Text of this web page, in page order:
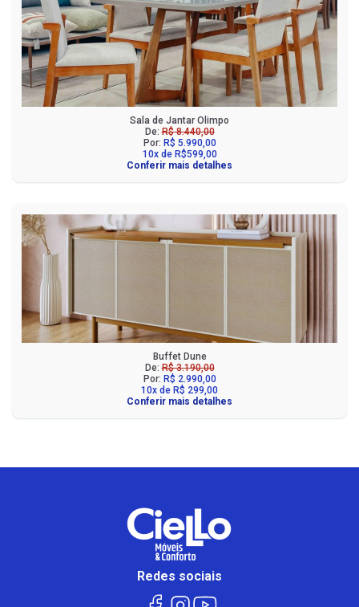
Sala de Jantar Olimpo
De:R$ 8.440,00
Por: R$ 5.990,00
10x de R$599,00
Conferir mais detalhes
Buffet Dune
De:R$ 3.190,00
Por: R$ 2.990,00
10x de R$ 299,00
Conferir mais detalhes
Redes sociais